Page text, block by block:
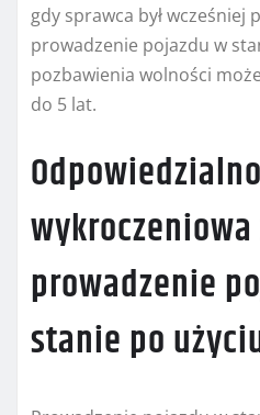
gdy sprawca był wcześniej
prowadzenie pojazdu w
pozbawienia wolności
do 5 lat.
wykroczeniowa
prowadzenie
stanie po